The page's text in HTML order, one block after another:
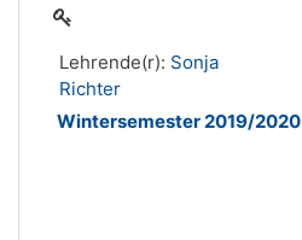
Lehrende(r): Sonja
Richter
Wintersemester 2019/2020